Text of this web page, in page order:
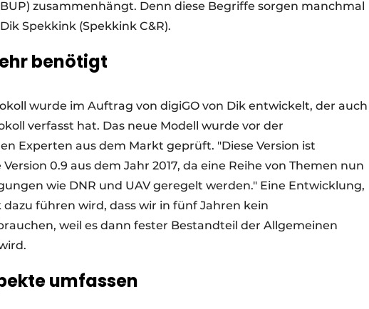
zusammenhängt. Denn diese Begriffe sorgen manchmal
Spekkink (Spekkink C&R).
benötigt
wurde im Auftrag von digiGO von Dik entwickelt, der auch
verfasst hat. Das neue Modell wurde vor der
Experten aus dem Markt geprüft. "Diese Version ist
0.9 aus dem Jahr 2017, da eine Reihe von Themen nun
wie DNR und UAV geregelt werden." Eine Entwicklung,
führen wird, dass wir in fünf Jahren kein
weil es dann fester Bestandteil der Allgemeinen
umfassen